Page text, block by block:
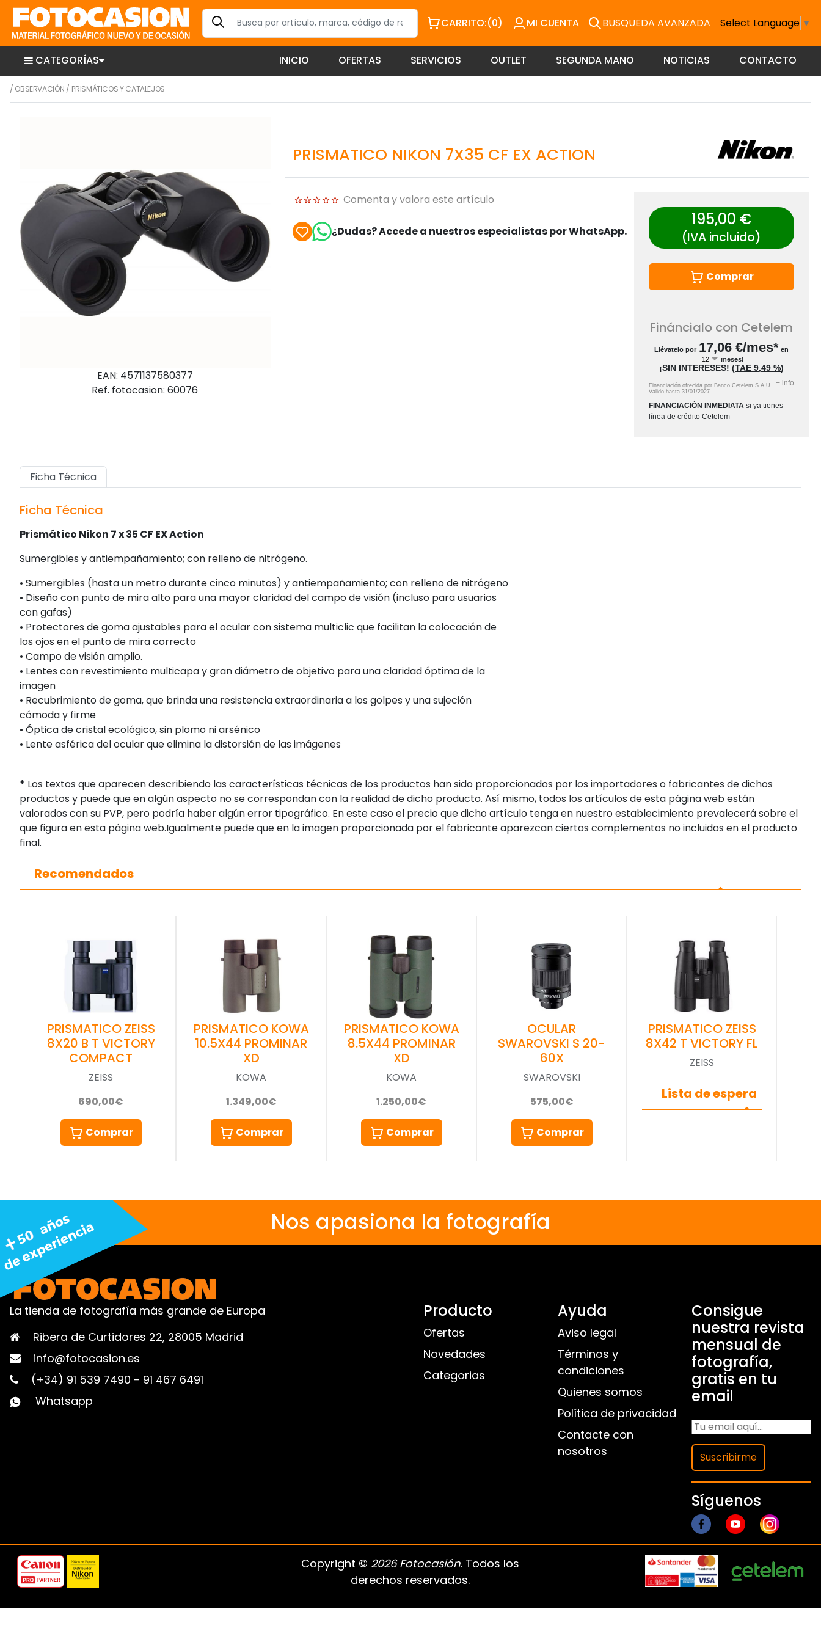
CARRITO:(0) MI CUENTA BUSQUEDA AVANZADA Select Language ▼
CATEGORÍAS INICIO OFERTAS SERVICIOS OUTLET SEGUNDA MANO NOTICIAS CONTACTO
/ OBSERVACIÓN / PRISMÁTICOS Y CATALEJOS
EAN: 4571137580377
Ref. fotocasion: 60076
PRISMATICO NIKON 7X35 CF EX ACTION
Comenta y valora este artículo
¿Dudas? Accede a nuestros especialistas por WhatsApp.
195,00 €
(IVA incluido)
Comprar
Fináncialo con Cetelem
Llévatelo por 17,06 €/mes* en
meses!
¡SIN INTERESES!(TAE9,49 %)
Financiación ofrecida por Banco Cetelem S.A.U.
Válido hasta31/01/2027
+ info
FINANCIACIÓN INMEDIATA si ya tienes
línea de crédito Cetelem
Ficha Técnica
Ficha Técnica
Prismático Nikon 7 x 35 CF EX Action
Sumergibles y antiempañamiento; con relleno de nitrógeno.
• Sumergibles (hasta un metro durante cinco minutos) y antiempañamiento; con relleno de nitrógeno
• Diseño con punto de mira alto para una mayor claridad del campo de visión (incluso para usuarios
con gafas)
• Protectores de goma ajustables para el ocular con sistema multiclic que facilitan la colocación de
los ojos en el punto de mira correcto
• Campo de visión amplio.
• Lentes con revestimiento multicapa y gran diámetro de objetivo para una claridad óptima de la
imagen
• Recubrimiento de goma, que brinda una resistencia extraordinaria a los golpes y una sujeción
cómoda y firme
• Óptica de cristal ecológico, sin plomo ni arsénico
• Lente asférica del ocular que elimina la distorsión de las imágenes
* Los textos que aparecen describiendo las características técnicas de los productos han sido proporcionados por los importadores o fabricantes de dichos
productos y puede que en algún aspecto no se correspondan con la realidad de dicho producto. Así mismo, todos los artículos de esta página web están
valorados con su PVP, pero podría haber algún error tipográfico. En este caso el precio que dicho artículo tenga en nuestro establecimiento prevalecerá sobre el
que figura en esta página web.Igualmente puede que en la imagen proporcionada por el fabricante aparezcan ciertos complementos no incluidos en el producto
final.
Recomendados
PRISMATICO ZEISS
8X20 B T VICTORY
COMPACT
ZEISS
690,00€
Comprar
PRISMATICO KOWA
10.5X44 PROMINAR
XD
KOWA
1.349,00€
Comprar
PRISMATICO KOWA
8.5X44 PROMINAR
XD
KOWA
1.250,00€
Comprar
OCULAR
SWAROVSKI S 20-
60X
SWAROVSKI
575,00€
Comprar
PRISMATICO ZEISS
8X42 T VICTORY FL
ZEISS
Lista de espera
Nos apasiona la fotografía
La tienda de fotografía más grande de Europa
Ribera de Curtidores 22, 28005 Madrid
info@fotocasion.es
(+34) 91 539 7490 - 91 467 6491
Whatsapp
Producto
Ofertas
Novedades
Categorias
Ayuda
Aviso legal
Términos y
condiciones
Quienes somos
Política de privacidad
Contacte con
nosotros
Consigue
nuestra revista
mensual de
fotografía,
gratis en tu
email
Suscribirme
Síguenos
Copyright © 2026 Fotocasión. Todos los
derechos reservados.